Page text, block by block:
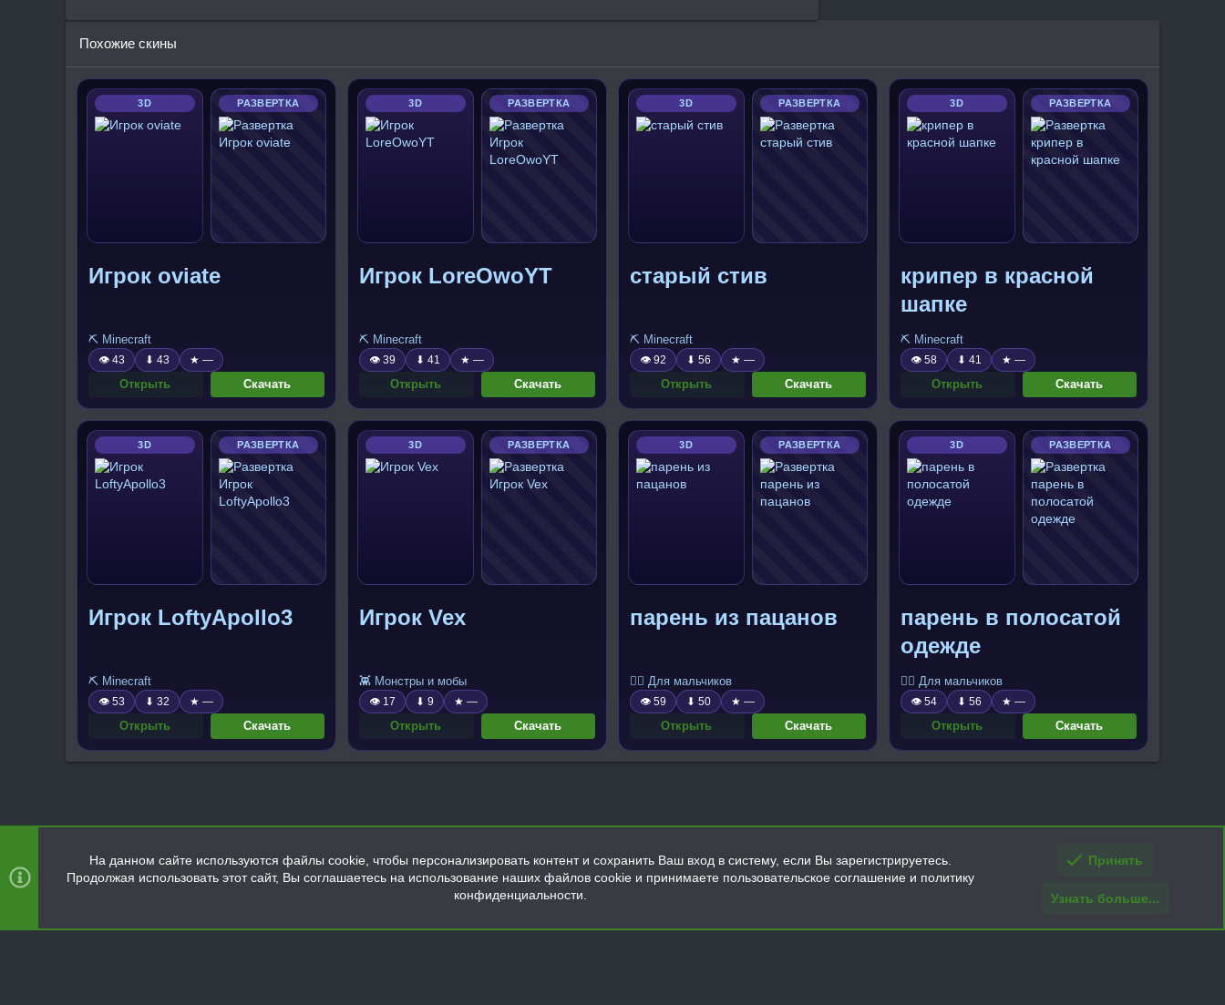
Похожие скины
3D РАЗВЕРТКА
Игрок oviate
⛏️ Minecraft
👁 43 ⬇ 43 ★ —
Открыть Скачать
3D РАЗВЕРТКА
Игрок LoreOwoYT
⛏️ Minecraft
👁 39 ⬇ 41 ★ —
Открыть Скачать
3D РАЗВЕРТКА
старый стив
⛏️ Minecraft
👁 92 ⬇ 56 ★ —
Открыть Скачать
3D РАЗВЕРТКА
крипер в красной
шапке
⛏️ Minecraft
👁 58 ⬇ 41 ★ —
Открыть Скачать
3D РАЗВЕРТКА
Игрок LoftyApollo3
⛏️ Minecraft
👁 53 ⬇ 32 ★ —
Открыть Скачать
3D РАЗВЕРТКА
Игрок Vex
👾 Монстры и мобы
👁 17 ⬇ 9 ★ —
Открыть Скачать
3D РАЗВЕРТКА
парень из пацанов
🧍‍♂️ Для мальчиков
👁 59 ⬇ 50 ★ —
Открыть Скачать
3D РАЗВЕРТКА
парень в полосатой
одежде
🧍‍♂️ Для мальчиков
👁 54 ⬇ 56 ★ —
Открыть Скачать
Главная
R
S
На данном сайте используются файлы cookie, чтобы персонализировать контент и сохранить Ваш вход в систему, если Вы зарегистрируетесь.
Продолжая использовать этот сайт, Вы соглашаетесь на использование наших файлов cookie и принимаете пользовательское соглашение и политику
конфиденциальности.
Принять
Узнать больше...